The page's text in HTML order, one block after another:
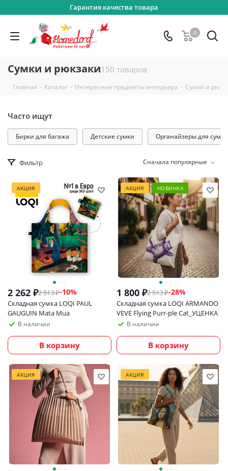
Гарантия качества товара
0
Сумки и рюкзаки150 товаров
Главная - Каталог - Интересные предметы интерьера - Сумки и
Фильтр Сначала популярные
Часто ищут
Бирки для багажа Детские сумки Органайзеры для сумок
АКЦИЯ
2 262 ₽2 513₽-10%
Складная сумка LOQI PAUL
GAUGUIN Mata Mua
В наличии
В корзину
АКЦИЯ НОВИНКА
1 800 ₽2 513₽-28%
Складная сумка LOQI ARMANDO
VEVE Flying Purr-ple Cat_УЦЕНКА
В наличии
В корзину
АКЦИЯ АКЦИЯ